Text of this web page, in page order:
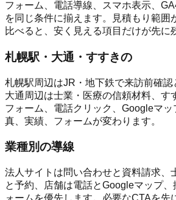
フォーム、電話導線、スマホ表示、
を同じ条件に揃えます。見積もり範囲
比べると、安く見える項目だけが先に
札幌駅・大通・すすきの
札幌駅周辺はJR・地下鉄で来訪前確認
大通周辺は士業・医療の信頼材料、す
フォーム、電話クリック、Googleマ
真、実績、フォームが変わります。
業種別の導線
法人サイトは問い合わせと資料請求、
と予約、店舗は電話とGoogleマップ
ォームを優先します。必要なCTAを先